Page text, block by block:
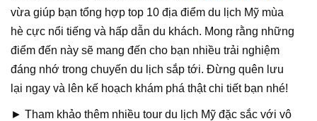
vừa giúp bạn tổng hợp top 10 địa điểm du lịch Mỹ mùa
hè cực nổi tiếng và hấp dẫn du khách. Mong rằng những
điểm đến này sẽ mang đến cho bạn nhiều trải nghiệm
đáng nhớ trong chuyến du lịch sắp tới. Đừng quên lưu
lại ngay và lên kế hoạch khám phá thật chi tiết bạn nhé!
► Tham khảo thêm nhiều tour du lịch Mỹ đặc sắc với vô